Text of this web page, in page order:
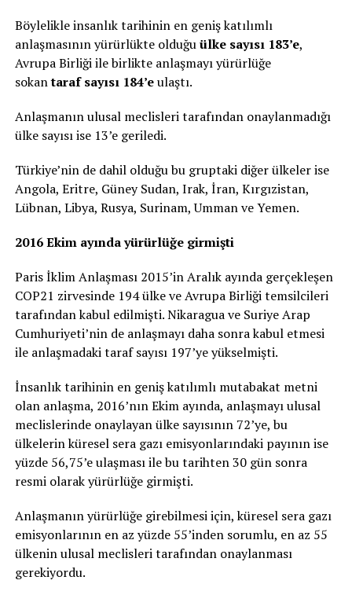
Böylelikle insanlık tarihinin en geniş katılımlı
anlaşmasının yürürlükte olduğuülke sayısı 183’e,
Avrupa Birliği ile birlikte anlaşmayı yürürlüğe
sokantaraf sayısı 184’eulaştı.
Anlaşmanın ulusal meclisleri tarafından onaylanmadığı
ülke sayısı ise 13’e geriledi.
Türkiye’nin de dahil olduğu bu gruptaki diğer ülkeler ise
Angola, Eritre, Güney Sudan, Irak, İran, Kırgızistan,
Lübnan, Libya, Rusya, Surinam, Umman ve Yemen.
2016 Ekim ayında yürürlüğe girmişti
Paris İklim Anlaşması 2015’in Aralık ayında gerçekleşen
COP21 zirvesinde 194 ülke ve Avrupa Birliği temsilcileri
tarafından kabul edilmişti. Nikaragua ve Suriye Arap
Cumhuriyeti’nin de anlaşmayı daha sonra kabul etmesi
ile anlaşmadaki taraf sayısı 197’ye yükselmişti.
İnsanlık tarihinin en geniş katılımlı mutabakat metni
olan anlaşma, 2016’nın Ekim ayında, anlaşmayı ulusal
meclislerinde onaylayan ülke sayısının 72’ye, bu
ülkelerin küresel sera gazı emisyonlarındaki payının ise
yüzde 56,75’e ulaşması ile bu tarihten 30 gün sonra
resmi olarak yürürlüğe girmişti.
Anlaşmanın yürürlüğe girebilmesi için, küresel sera gazı
emisyonlarının en az yüzde 55’inden sorumlu, en az 55
ülkenin ulusal meclisleri tarafından onaylanması
gerekiyordu.